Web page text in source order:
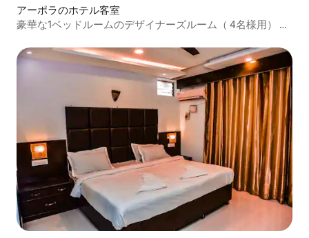
アーポラのホテル客室
豪華な1ベッドルームのデザイナーズルーム（ 4名様用） WI